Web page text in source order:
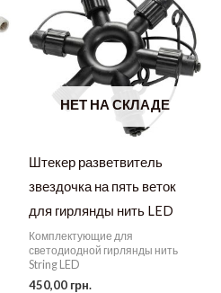
НЕТ НА СКЛАДЕ
Штекер разветвитель
звездочка на пять веток
для гирлянды нить LED
Комплектующие для
светодиодной гирлянды нить
String LED
450,00 грн.